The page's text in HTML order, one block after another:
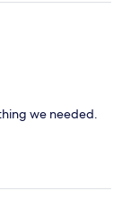
we needed.